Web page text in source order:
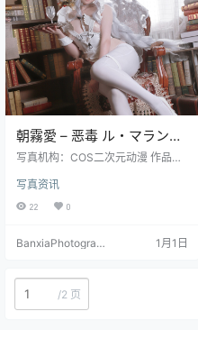
朝霧愛 – 恶毒 ル・マラン
Cosplay 高清写真（27P-
写真机构：COS二次元动漫 作品名
称：朝霧愛（Asagiriai） 图片数
量：27张 资源大小：338.7MB
写真资讯
22 0
BanxiaPhotograp
1月1日
/2 页